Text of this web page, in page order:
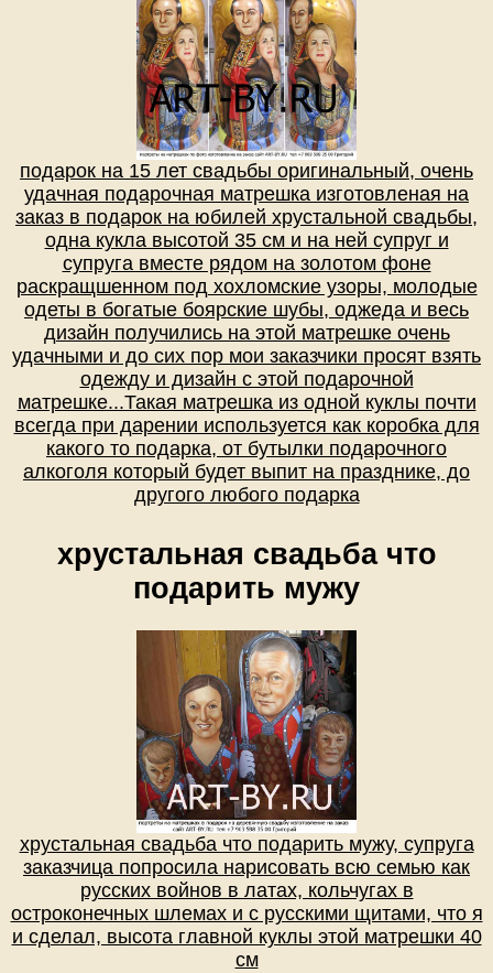
подарок на 15 лет свадьбы оригинальный, очень
удачная подарочная матрешка изготовленая на
заказ в подарок на юбилей хрустальной свадьбы,
одна кукла высотой 35 см и на ней супруг и
супруга вместе рядом на золотом фоне
раскращшенном под хохломские узоры, молодые
одеты в богатые боярские шубы, оджеда и весь
дизайн получились на этой матрешке очень
удачными и до сих пор мои заказчики просят взять
одежду и дизайн с этой подарочной
матрешке...Такая матрешка из одной куклы почти
всегда при дарении используется как коробка для
какого то подарка, от бутылки подарочного
алкоголя который будет выпит на празднике, до
другого любого подарка
хрустальная свадьба что
подарить мужу
хрустальная свадьба что подарить мужу, супруга
заказчица попросила нарисовать всю семью как
русских войнов в латах, кольчугах в
остроконечных шлемах и с русскими щитами, что я
и сделал, высота главной куклы этой матрешки 40
см